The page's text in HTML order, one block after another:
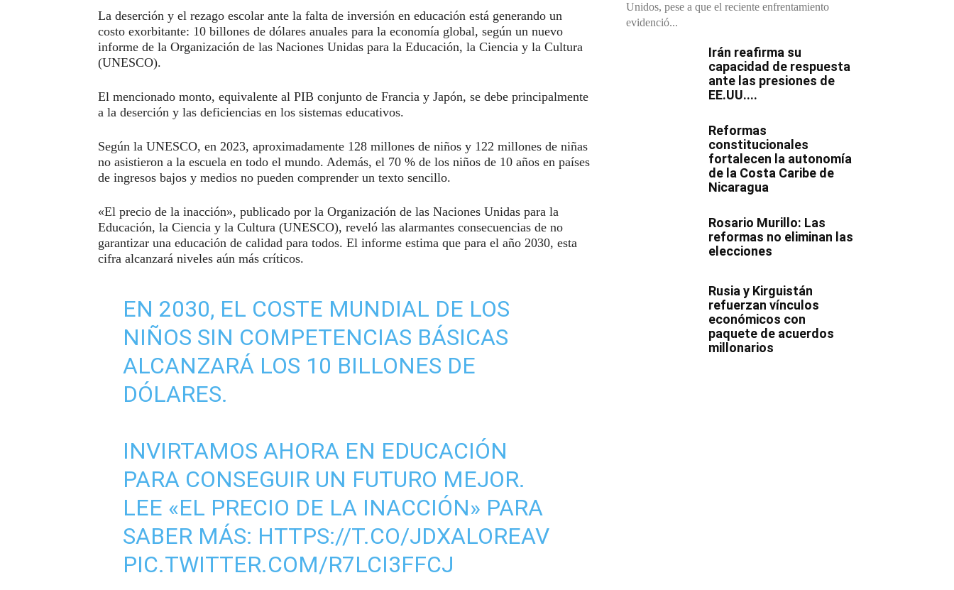
La deserción y el rezago escolar ante la falta de inversión en educación está generando un
costo exorbitante: 10 billones de dólares anuales para la economía global, según un nuevo
informe de la Organización de las Naciones Unidas para la Educación, la Ciencia y la Cultura
(UNESCO).
El mencionado monto, equivalente al PIB conjunto de Francia y Japón, se debe principalmente
a la deserción y las deficiencias en los sistemas educativos.
Según la UNESCO, en 2023, aproximadamente 128 millones de niños y 122 millones de niñas
no asistieron a la escuela en todo el mundo. Además, el 70 % de los niños de 10 años en países
de ingresos bajos y medios no pueden comprender un texto sencillo.
«El precio de la inacción», publicado por la Organización de las Naciones Unidas para la
Educación, la Ciencia y la Cultura (UNESCO), reveló las alarmantes consecuencias de no
garantizar una educación de calidad para todos. El informe estima que para el año 2030, esta
cifra alcanzará niveles aún más críticos.
EN 2030, EL COSTE MUNDIAL DE LOS
NIÑOS SIN COMPETENCIAS BÁSICAS
ALCANZARÁ LOS 10 BILLONES DE
DÓLARES.
INVIRTAMOS AHORA EN EDUCACIÓN
PARA CONSEGUIR UN FUTURO MEJOR.
LEE «EL PRECIO DE LA INACCIÓN» PARA
SABER MÁS: HTTPS://T.CO/JDXALOREAV
PIC.TWITTER.COM/R7LCI3FFCJ
Unidos, pese a que el reciente enfrentamiento
evidenció...
Irán reafirma su
capacidad de respuesta
ante las presiones de
EE.UU....
Reformas
constitucionales
fortalecen la autonomía
de la Costa Caribe de
Nicaragua
Rosario Murillo: Las
reformas no eliminan las
elecciones
Rusia y Kirguistán
refuerzan vínculos
económicos con
paquete de acuerdos
millonarios